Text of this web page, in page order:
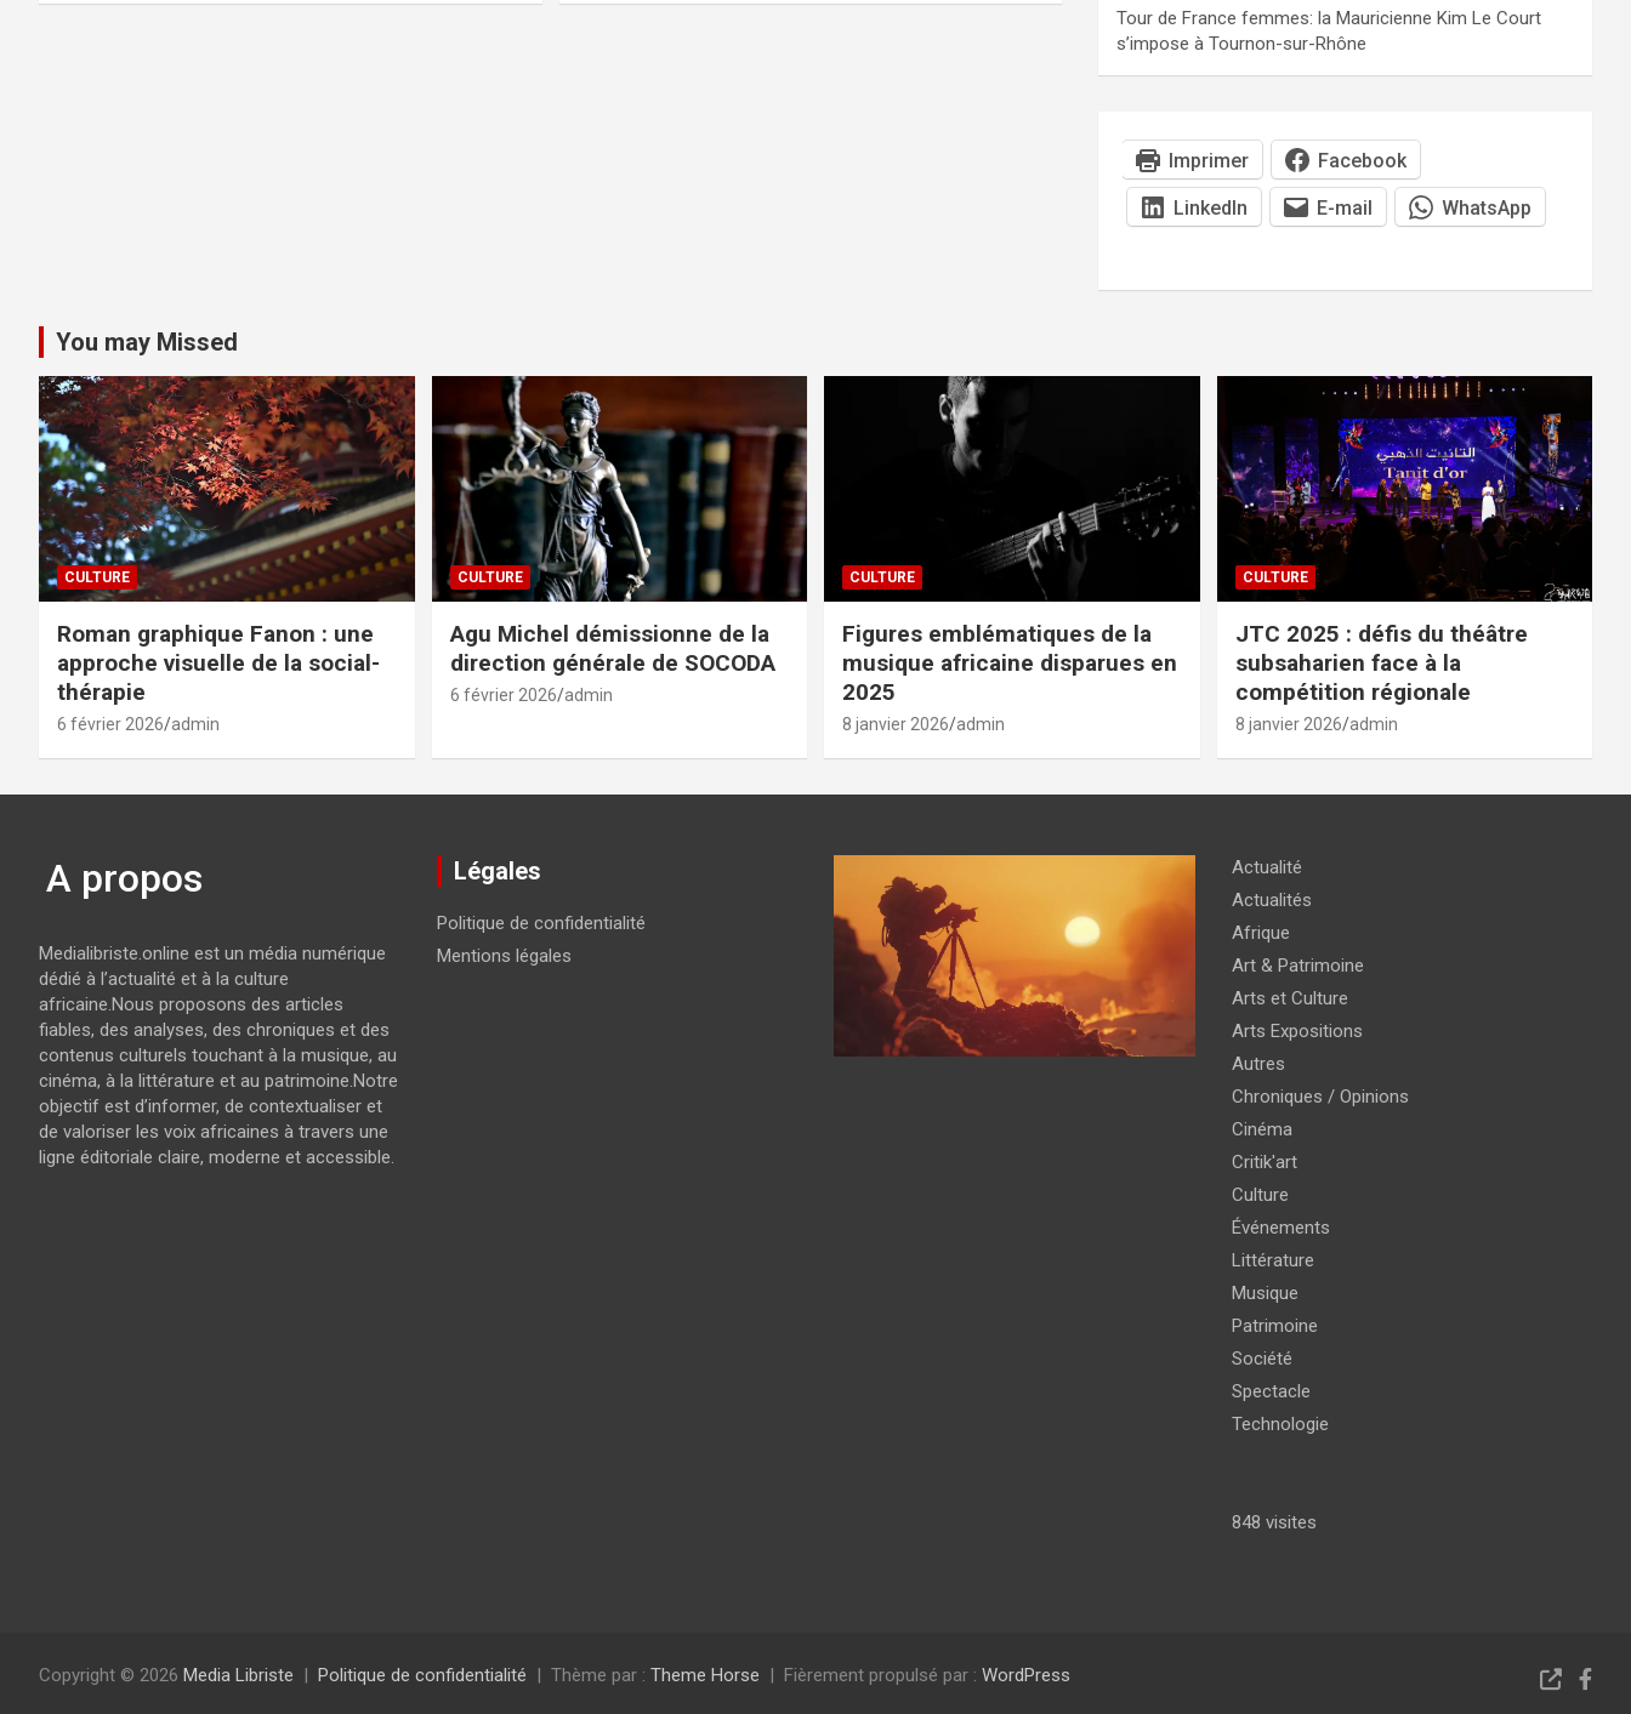
Tour de France femmes: la Mauricienne Kim Le Court
s’impose à Tournon-sur-Rhône
Imprimer Facebook
LinkedIn E-mail WhatsApp
You may Missed
CULTURE
Roman graphique Fanon : une
approche visuelle de la social-
thérapie
6 février 2026 admin
CULTURE
Agu Michel démissionne de la
direction générale de SOCODA
6 février 2026 admin
CULTURE
Figures emblématiques de la
musique africaine disparues en
2025
8 janvier 2026 admin
CULTURE
JTC 2025 : défis du théâtre
subsaharien face à la
compétition régionale
8 janvier 2026 admin
A propos
Medialibriste.online est un média numérique
dédié à l’actualité et à la culture
africaine.Nous proposons des articles
fiables, des analyses, des chroniques et des
contenus culturels touchant à la musique, au
cinéma, à la littérature et au patrimoine.Notre
objectif est d’informer, de contextualiser et
de valoriser les voix africaines à travers une
ligne éditoriale claire, moderne et accessible.
Légales
Politique de confidentialité
Mentions légales
Actualité
Actualités
Afrique
Art & Patrimoine
Arts et Culture
Arts Expositions
Autres
Chroniques / Opinions
Cinéma
Critik'art
Culture
Événements
Littérature
Musique
Patrimoine
Société
Spectacle
Technologie
848 visites
Copyright © 2026 Media Libriste Politique de confidentialité Thème par : Theme Horse Fièrement propulsé par : WordPress